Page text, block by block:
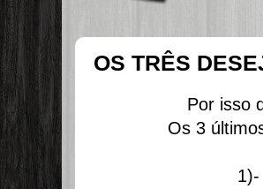
OS TRÊS
Por isso
Os 3